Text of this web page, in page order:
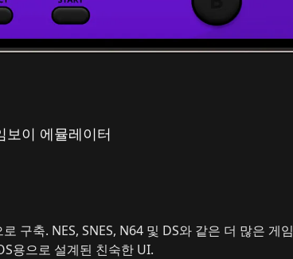
이 에뮬레이터
구축. NES, SNES, N64 및 DS와 같은 더 많은 게임
용으로 설계된 친숙한 UI.